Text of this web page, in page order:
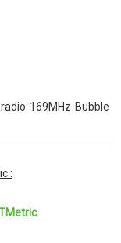
169MHz Bubble
: